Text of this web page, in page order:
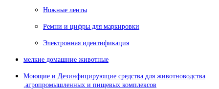
Ножные ленты
Ремни и цифры для маркировки
Электронная идентификация
мелкие домашние животные
Моющие и Дезинфицирующие средства для животноводства
,агропромышленных и пищевых комплексов